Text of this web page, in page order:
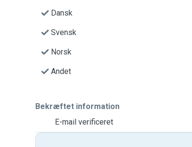
Dansk
Svensk
Norsk
Andet
Bekræftet information
E-mail verificeret